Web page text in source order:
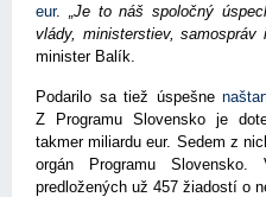
eur.
„Je to náš spoločný
vlády, ministerstiev, samospráv
minister Balík.
Podarilo sa tiež úspešne
Z Programu Slovensko je
takmer miliardu eur. Sedem z
orgán Programu
predložených už 457 žiadostí o